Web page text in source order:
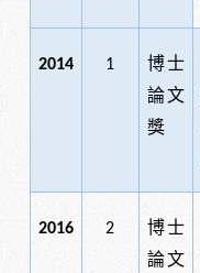
2014 1
博士
論文
獎
2016 2
博士
論文